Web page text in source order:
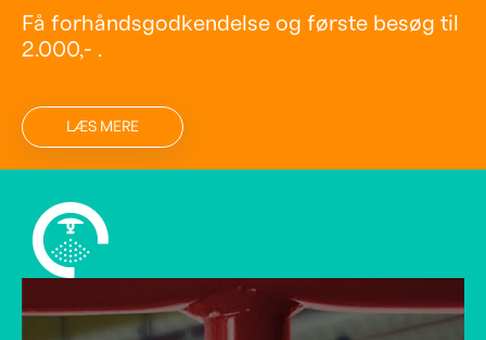
Få forhåndsgodkendelse og første besøg til
2.000,- .
LÆS MERE